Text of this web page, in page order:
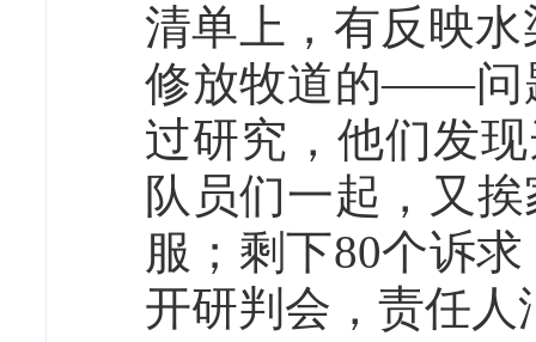
清单上，有反映
修放牧道的——问
过研究，他们发
队员们一起，又
服；剩下80个诉
开研判会，责任